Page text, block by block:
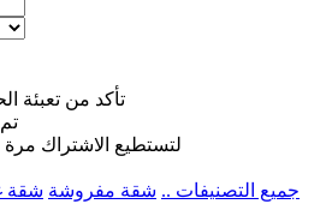
تأكد من تعبئة
لتستطيع الاشتراك
.. جميع التصنيفات .. شقة مفروشة شقة